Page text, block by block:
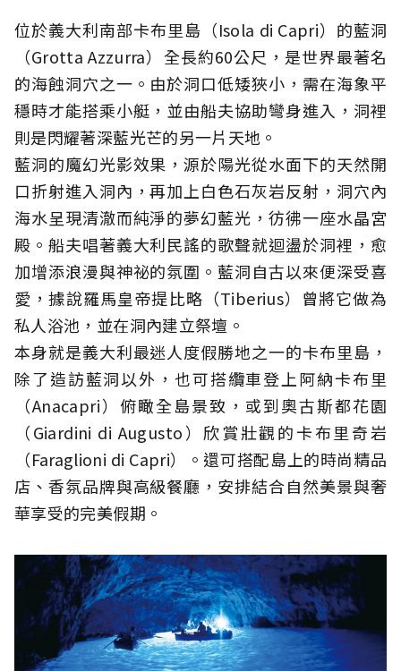
位於義大利南部卡布里島（Isola di Capri）的藍洞
（Grotta Azzurra）全長約60公尺，是世界最著名
的海蝕洞穴之一。由於洞口低矮狹小，需在海象平
穩時才能搭乘小艇，並由船夫協助彎身進入，洞裡
則是閃耀著深藍光芒的另一片天地。
藍洞的魔幻光影效果，源於陽光從水面下的天然開
口折射進入洞內，再加上白色石灰岩反射，洞穴內
海水呈現清澈而純淨的夢幻藍光，彷彿一座水晶宮
殿。船夫唱著義大利民謠的歌聲就迴盪於洞裡，愈
加增添浪漫與神祕的氛圍。藍洞自古以來便深受喜
愛，據說羅馬皇帝提比略（Tiberius）曾將它做為
私人浴池，並在洞內建立祭壇。
本身就是義大利最迷人度假勝地之一的卡布里島，
除了造訪藍洞以外，也可搭纜車登上阿納卡布里
（Anacapri）俯瞰全島景致，或到奧古斯都花園
（Giardini di Augusto）欣賞壯觀的卡布里奇岩
（Faraglioni di Capri）。還可搭配島上的時尚精品
店、香氛品牌與高級餐廳，安排結合自然美景與奢
華享受的完美假期。